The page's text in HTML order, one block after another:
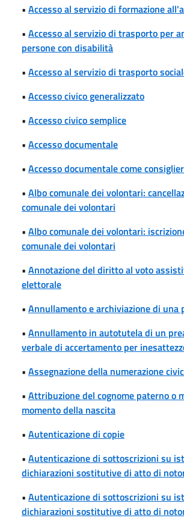
• Accesso al servizio di formazione
• Accesso al servizio di trasporto per
persone con disabilità
• Accesso al servizio di trasporto
• Accesso civico generalizzato
• Accesso civico semplice
• Accesso documentale
• Accesso documentale come
• Albo comunale dei volontari:
comunale dei volontari
• Albo comunale dei volontari:
comunale dei volontari
• Annotazione del diritto al voto
elettorale
• Annullamento e archiviazione di una
• Annullamento in autotutela di un
verbale di accertamento per
• Assegnazione della numerazione
• Attribuzione del cognome paterno o
momento della nascita
• Autenticazione di copie
• Autenticazione di sottoscrizioni su
dichiarazioni sostitutive di atto di
• Autenticazione di sottoscrizioni su
dichiarazioni sostitutive di atto di